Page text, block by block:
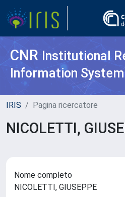
CNR Institutional
Information System
IRIS Pagina ricercatore
NICOLETTI,
Nome completo
NICOLETTI, GIUSEPPE